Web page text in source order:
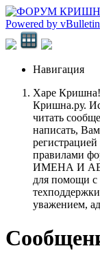
Навигация
Харе
Кришна.ру.
читать
написать,
правилами
ИМЕНА И
для помощи с
уважением,